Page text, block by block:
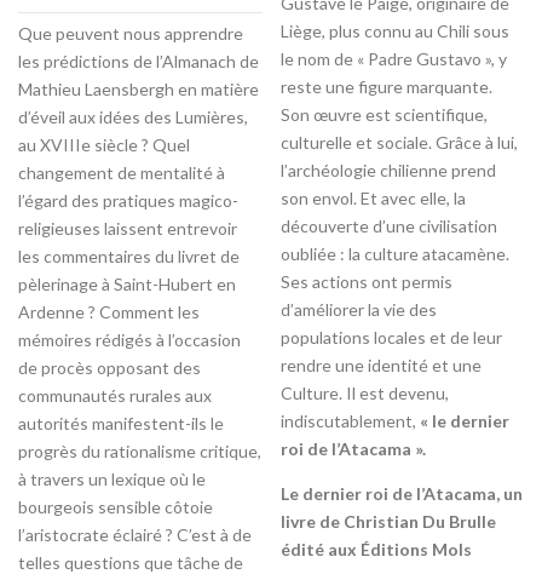
Que peuvent nous apprendre
les prédictions de l’Almanach de
Mathieu Laensbergh en matière
d’éveil aux idées des Lumières,
au XVIIIe siècle ? Quel
changement de mentalité à
l’égard des pratiques magico-
religieuses laissent entrevoir
les commentaires du livret de
pèlerinage à Saint-Hubert en
Ardenne ? Comment les
mémoires rédigés à l’occasion
de procès opposant des
communautés rurales aux
autorités manifestent-ils le
progrès du rationalisme critique,
à travers un lexique où le
bourgeois sensible côtoie
l’aristocrate éclairé ? C’est à de
telles questions que tâche de
Liège, plus connu au Chili sous
le nom de « Padre Gustavo », y
reste une figure marquante.
Son œuvre est scientifique,
culturelle et sociale. Grâce à lui,
l’archéologie chilienne prend
son envol. Et avec elle, la
découverte d’une civilisation
oubliée : la culture atacamène.
Ses actions ont permis
d’améliorer la vie des
populations locales et de leur
rendre une identité et une
Culture. Il est devenu,
indiscutablement, « le dernier
roi de l’Atacama ».
Le dernier roi de l’Atacama, un
livre de Christian Du Brulle
édité aux Éditions Mols